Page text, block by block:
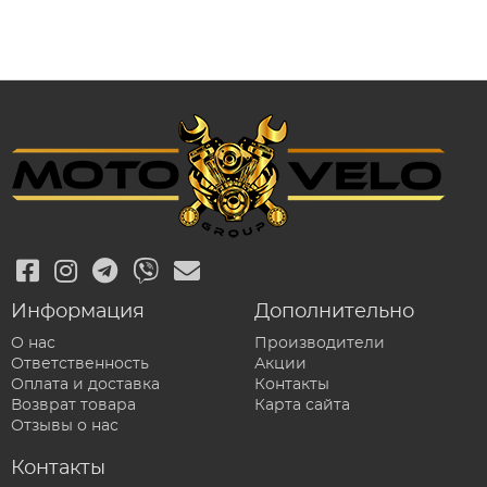
Информация
О нас
Ответственность
Оплата и доставка
Возврат товара
Отзывы о нас
Дополнительно
Производители
Акции
Контакты
Карта сайта
Контакты